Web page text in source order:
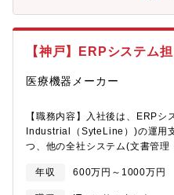
【神戸】ERPシステム
医療機器メーカー
【職務内容】入社後は、ERP
Industrial（SyteLine）)の運用
つ、他の全社システム(文書管
テムのリプレイスすることにな
ントを担当していただく予定で
年収 600万円～1000万円